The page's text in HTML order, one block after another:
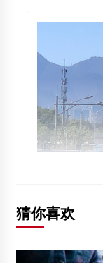
猜你喜欢